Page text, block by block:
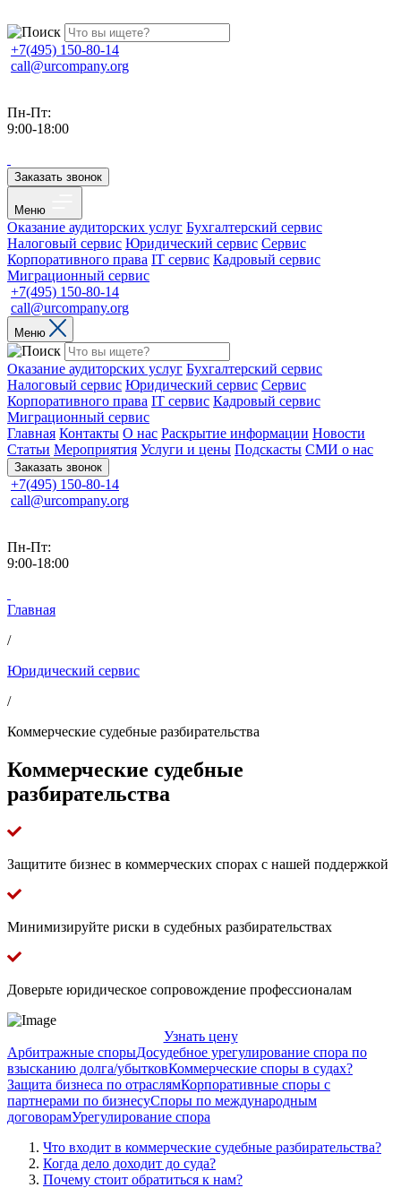
+7(495) 150-80-14
call@urcompany.org
Пн-Пт:
9:00-18:00
Заказать звонок
Меню
Оказание аудиторских услуг Бухгалтерский сервис
Налоговый сервис Юридический сервис Сервис
Корпоративного права IT сервис Кадровый сервис
Миграционный сервис
+7(495) 150-80-14
call@urcompany.org
Меню
Оказание аудиторских услуг Бухгалтерский сервис
Налоговый сервис Юридический сервис Сервис
Корпоративного права IT сервис Кадровый сервис
Миграционный сервис
Главная Контакты О нас Раскрытие информации Новости
Статьи Мероприятия Услуги и цены Подскасты СМИ о нас
Заказать звонок
+7(495) 150-80-14
call@urcompany.org
Пн-Пт:
9:00-18:00
Главная
/
Юридический сервис
/
Коммерческие судебные разбирательства
Коммерческие судебные
разбирательства
Защитите бизнес в коммерческих спорах с нашей поддержкой
Минимизируйте риски в судебных разбирательствах
Доверьте юридическое сопровождение профессионалам
Узнать цену
Арбитражные спорыДосудебное урегулирование спора по
взысканию долга/убытковКоммерческие споры в судах?
Защита бизнеса по отраслямКорпоративные споры с
партнерами по бизнесуСпоры по международным
договорамУрегулирование спора
Что входит в коммерческие судебные разбирательства?
Когда дело доходит до суда?
Почему стоит обратиться к нам?